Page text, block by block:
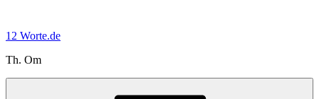
springen
12 Worte.de
Th. Om